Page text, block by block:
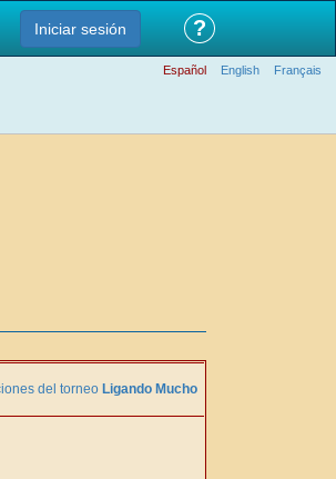
Iniciar sesión ?
Español English Français
del torneo Ligando Mucho